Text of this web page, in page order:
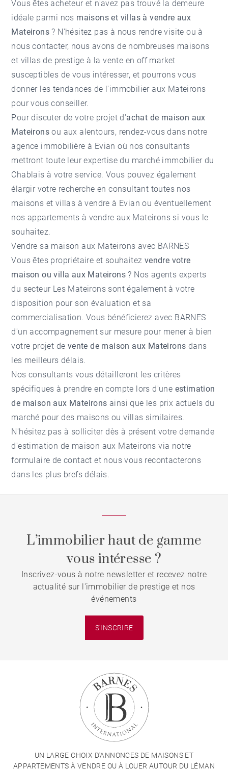
Vous êtes acheteur et n'avez pas trouvé la demeure
idéale parmi nos maisons et villas à vendre aux
Mateirons ? N'hésitez pas à nous rendre visite ou à
nous contacter, nous avons de nombreuses maisons
et villas de prestige à la vente en off market
susceptibles de vous intéresser, et pourrons vous
donner les tendances de l'immobilier aux Mateirons
pour vous conseiller.
Pour discuter de votre projet d'achat de maison aux
Mateirons ou aux alentours, rendez-vous dans notre
agence immobilière à Evian où nos consultants
mettront toute leur expertise du marché immobilier du
Chablais à votre service. Vous pouvez également
élargir votre recherche en consultant toutes nos
maisons et villas à vendre à Evian ou éventuellement
nosappartements à vendre aux Mateirons si vous le
souhaitez.
Vendre sa maison aux Mateirons avec BARNES
Vous êtes propriétaire et souhaitez vendre votre
maison ou villa aux Mateirons ? Nos agents experts
du secteur Les Mateirons sont également à votre
disposition pour son évaluation et sa
commercialisation. Vous bénéficierez avec BARNES
d'un accompagnement sur mesure pour mener à bien
votre projet de vente de maison aux Mateirons dans
les meilleurs délais.
Nos consultants vous détailleront les critères
spécifiques à prendre en compte lors d'une estimation
de maison aux Mateirons ainsi que les prix actuels du
marché pour des maisons ou villas similaires.
N'hésitez pas à solliciter dès à présent votre demande
d'estimation de maison aux Mateirons via notre
formulaire de contact et nous vous recontacterons
dans les plus brefs délais.
L’immobilier haut de gamme
vous intéresse ?
Inscrivez-vous à notre newsletter et recevez notre
actualité sur l'immobilier de prestige et nos
événements
S'INSCRIRE
UN LARGE CHOIX D'ANNONCES DE MAISONS ET
APPARTEMENTS À VENDRE OU À LOUER AUTOUR DU LÉMAN